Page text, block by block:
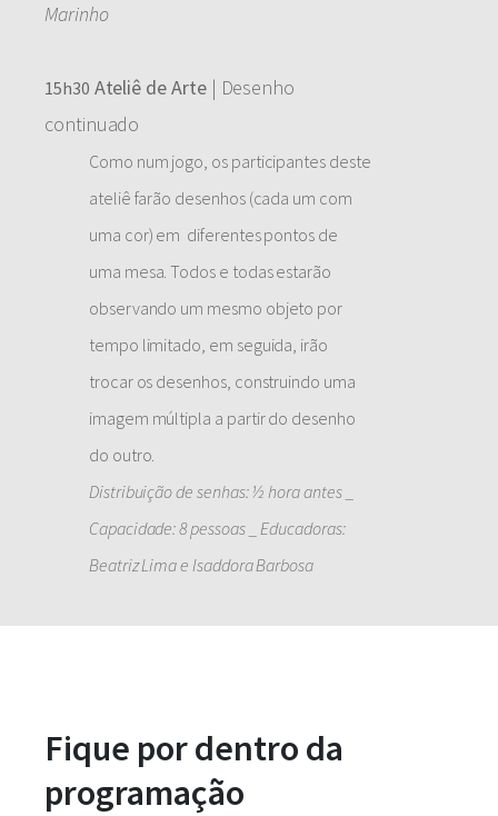
Marinho
15h30 Ateliê de Arte| Desenho
continuado
Como num jogo, os participantes deste
ateliê farão desenhos (cada um com
uma cor) em diferentes pontos de
uma mesa. Todos e todas estarão
observando um mesmo objeto por
tempo limitado, em seguida, irão
trocar os desenhos, construindo uma
imagem múltipla a partir do desenho
do outro.
Distribuição de senhas: ½ hora antes _
Capacidade: 8 pessoas _ Educadoras:
Beatriz Lima e Isaddora Barbosa
Fique por dentro da
programação